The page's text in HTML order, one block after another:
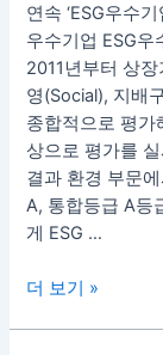
연속 ‘ESG우수
우수기업 ESG우
2011년부터 상
영(Social), 지배
종합적으로 평가
상으로 평가를
결과 환경 부문
A, 통합등급 A등
게 ESG …
수
기
업
선
정…
2
년
연
속
더 보기 »